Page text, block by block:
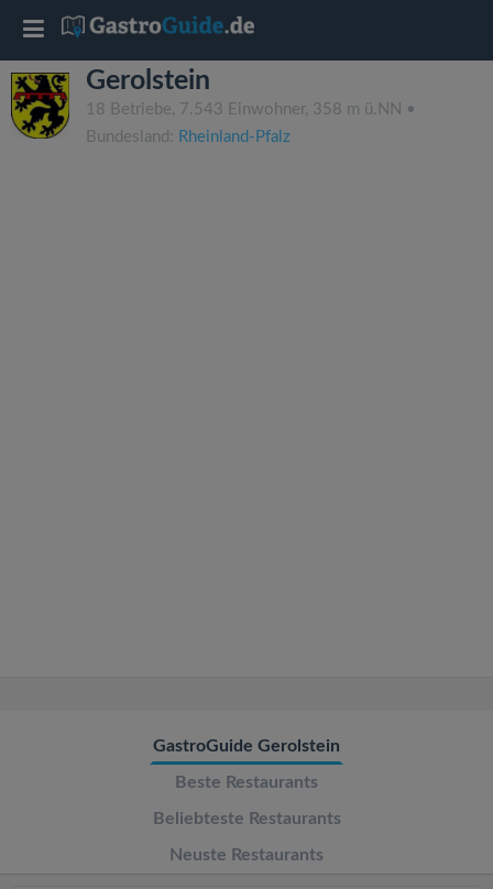
Gerolstein
18 Betriebe, 7.543 Einwohner, 358 m ü.NN •
Bundesland: Rheinland-Pfalz
GastroGuide Gerolstein
Beste Restaurants
Beliebteste Restaurants
Neuste Restaurants
T
o
g